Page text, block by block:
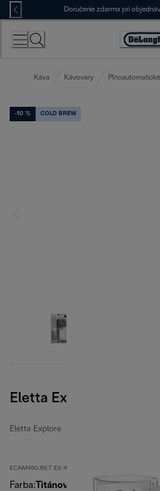
Skip
to
Content
Doručenie zdarma pri
Káva Kávovary
-10 % COLD BREW
Eletta Explore, titán
Eletta Explore
ECAM450.86.T EX:4
Farba: Titánová